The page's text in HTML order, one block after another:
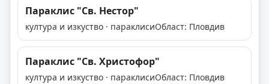
Параклис "Св. Нестор"
култура и изкуство · параклисиОбласт: Пловдив
Параклис "Св. Христофор"
култура и изкуство · параклисиОбласт: Пловдив